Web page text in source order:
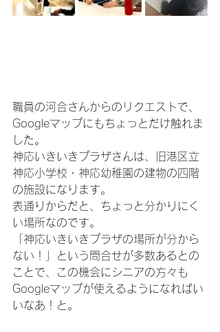
職員の河合さんからのリクエストで、
Googleマップにもちょっとだけ触れま
した。
神応いきいきプラザさんは、旧港区立
神応小学校・神応幼稚園の建物の四階
の施設になります。
表通りからだと、ちょっと分かりにく
い場所なのです。
「神応いきいきプラザの場所が分から
ない！」という問合せが多数あるとの
ことで、この機会にシニアの方々も
Googleマップが使えるようになればい
いなあ！と。